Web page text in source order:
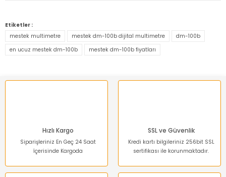
konularda yetersiz gördüğünüz noktaları öneri formunu
kullanarak tarafımıza iletebilirsiniz.
Görüş ve önerileriniz için teşekkür ederiz.
Ürün açıklamasında eksik bilgiler bulunuyor.
Bu ürüne benzer farklı alternatifler olmalı.
Etiketler :
mestek multimetre
mestek dm-100b dijital multimetre
dm-100b
en ucuz mestek dm-100b
mestek dm-100b fiyatları
Hızlı Kargo
Siparişleriniz En Geç 24 Saat
İçerisinde Kargoda
SSL ve Güvenlik
Kredi kartı bilgileriniz 256bit SSL
sertifikası ile korunmaktadır.